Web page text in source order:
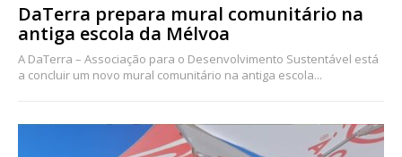
DaTerra prepara mural comunitário na
antiga escola da Mélvoa
A DaTerra – Associação para o Desenvolvimento Sustentável está
a concluir um novo mural comunitário na antiga escola...